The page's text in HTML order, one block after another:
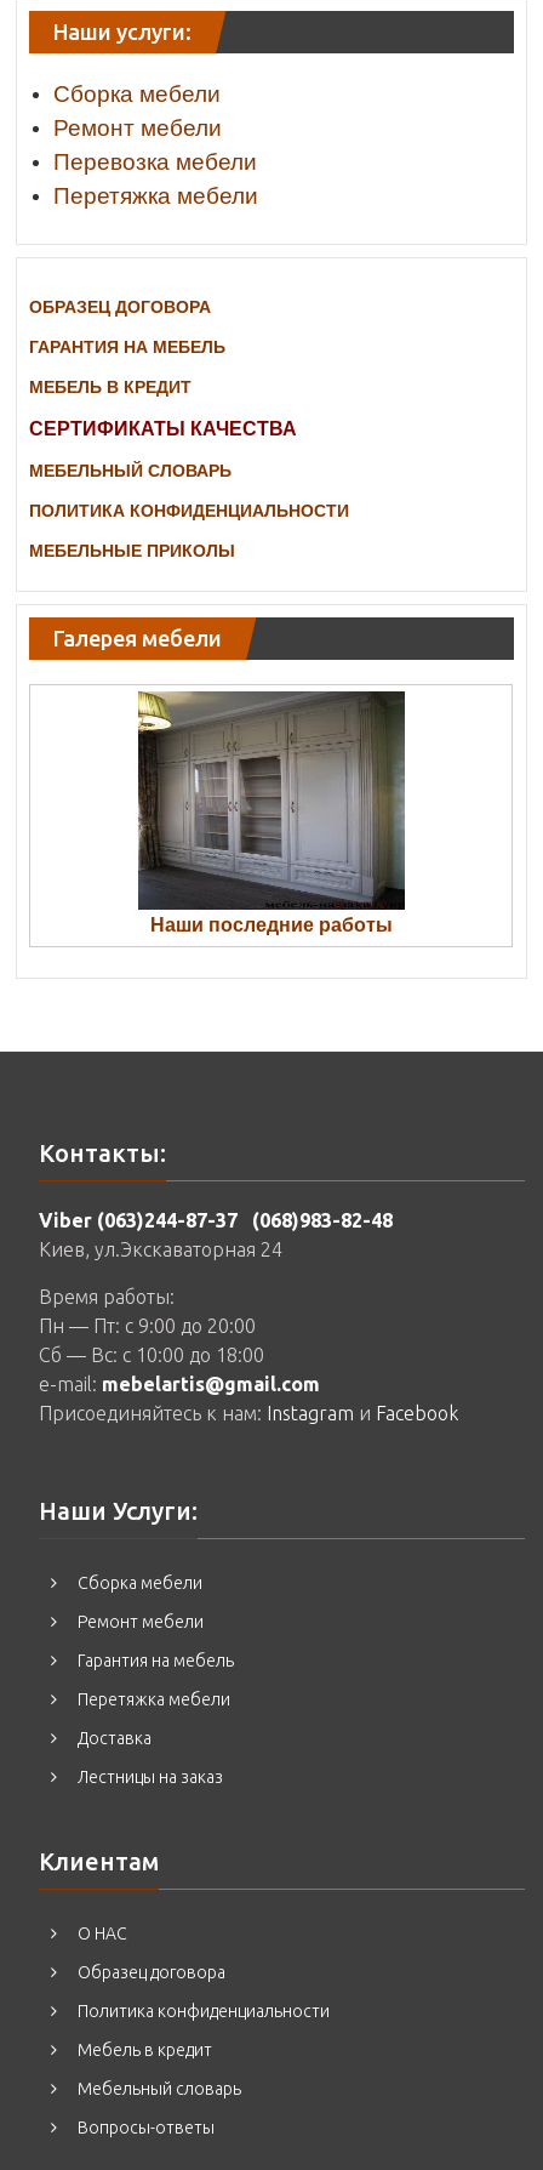
Наши услуги:
Сборка мебели
Ремонт мебели
Перевозка мебели
Перетяжка мебели
ОБРАЗЕЦ ДОГОВОРА
ГАРАНТИЯ НА МЕБЕЛЬ
МЕБЕЛЬ В КРЕДИТ
СЕРТИФИКАТЫ КАЧЕСТВА
МЕБЕЛЬНЫЙ СЛОВАРЬ
ПОЛИТИКА КОНФИДЕНЦИАЛЬНОСТИ
МЕБЕЛЬНЫЕ ПРИКОЛЫ
Галерея мебели
Наши последние работы
Контакты:
Viber (063)244-87-37
(068)983-82-48
Киев, ул.Экскаваторная 24
Время работы:
Пн — Пт: c 9:00 до 20:00
Сб — Вс: c 10:00 до 18:00
e-mail: mebelartis@gmail.com
Присоединяйтесь к нам: Instagram и Facebook
Наши Услуги:
Сборка мебели
Ремонт мебели
Гарантия на мебель
Перетяжка мебели
Доставка
Лестницы на заказ
Клиентам
О НАС
Образец договора
Политика конфиденциальности
Мебель в кредит
Мебельный словарь
Вопросы-ответы